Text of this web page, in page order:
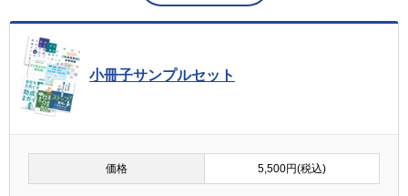
小冊子サンプルセット
価格 5,500円(税込)